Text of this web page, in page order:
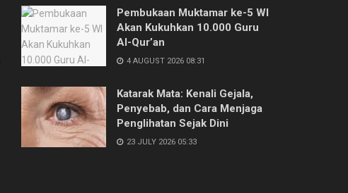
Pembukaan Muktamar ke-5 WI
Akan Kukuhkan 10.000 Guru
Al-Qur’an
4 AUGUST 2026 08:31
Katarak Mata: Kenali Gejala,
Penyebab, dan Cara Menjaga
Penglihatan Sejak Dini
23 JULY 2026 05:33